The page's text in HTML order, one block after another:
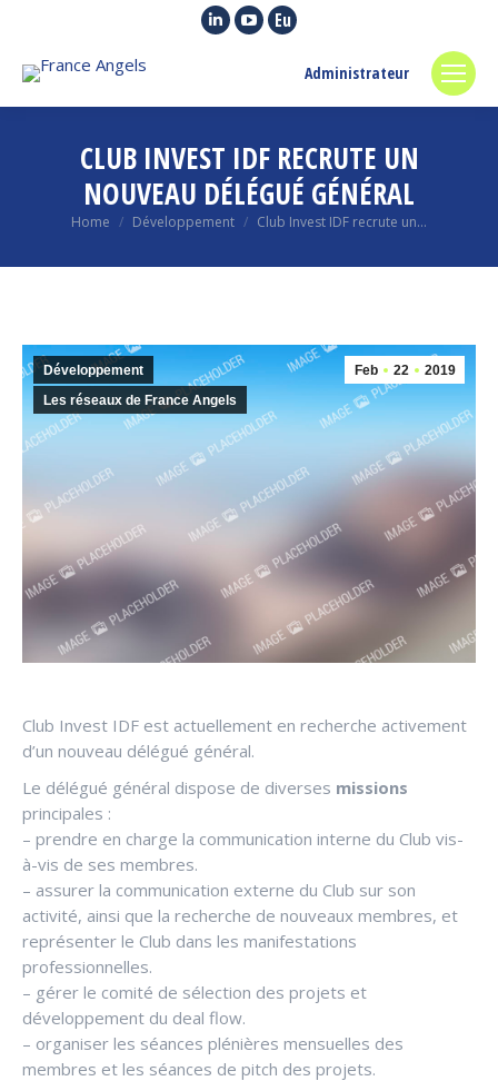
Linkedin
in
window
YouTube
in
window
Euroquity
opens
in
window
Administrateur
CLUB INVEST IDF RECRUTE UN
NOUVEAU DÉLÉGUÉ GÉNÉRAL
You are here:
Home Développement Club Invest IDF recrute un…
Feb 22 2019
Développement
Les réseaux de France Angels
Club Invest IDF est actuellement en recherche activement
d’un nouveau délégué général.
Le délégué général dispose de diverses missions
principales :
– prendre en charge la communication interne du Club vis-
à-vis de ses membres.
– assurer la communication externe du Club sur son
activité, ainsi que la recherche de nouveaux membres, et
représenter le Club dans les manifestations
professionnelles.
– gérer le comité de sélection des projets et
développement du deal flow.
– organiser les séances plénières mensuelles des
membres et les séances de pitch des projets.